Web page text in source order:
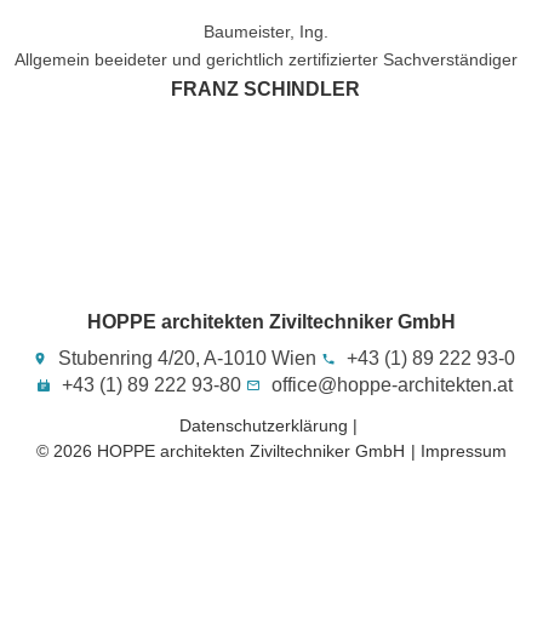
Baumeister, Ing.
Allgemein beeideter und gerichtlich zertifizierter Sachverständiger
FRANZ SCHINDLER
HOPPE architekten Ziviltechniker GmbH
Stubenring 4/20, A-1010 Wien
+43 (1) 89 222 93-0
+43 (1) 89 222 93-80
office@hoppe-architekten.at
Datenschutzerklärung |
© 2026 HOPPE architekten Ziviltechniker GmbH​ | Impressum